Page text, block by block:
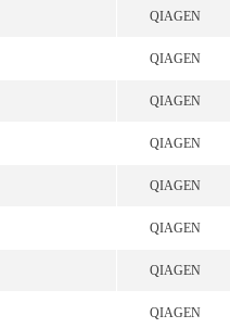
QIAGEN
QIAGEN
QIAGEN
QIAGEN
QIAGEN
QIAGEN
QIAGEN
QIAGEN